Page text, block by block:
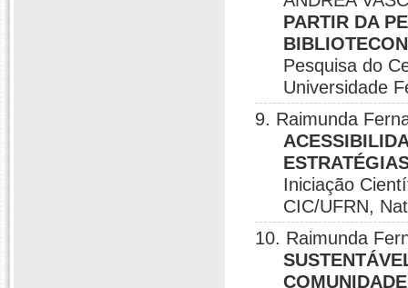
PARTIR DA
Pesquisa do
Universidade
9. Raimunda
Iniciação
CIC/UFRN,
10. Raimunda